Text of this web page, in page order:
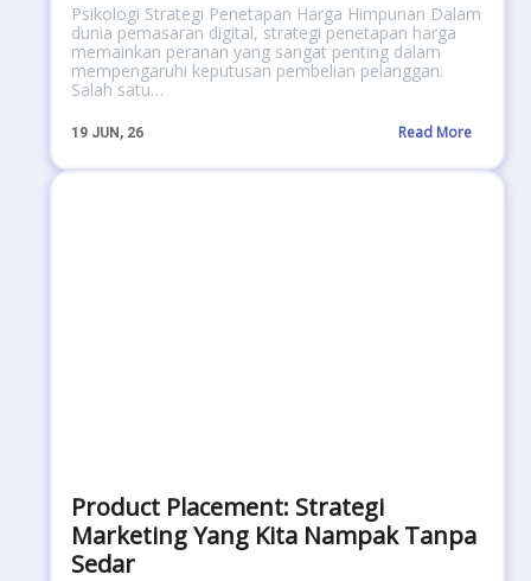
19 JUN, 26
Psikologi Strategi Penetapan Harga Himpunan Dalam
dunia pemasaran digital, strategi penetapan harga
memainkan peranan yang sangat penting dalam
mempengaruhi keputusan pembelian pelanggan.
Salah satu…
Read More
Product Placement: Strategi
Marketing Yang Kita Nampak Tanpa
Sedar